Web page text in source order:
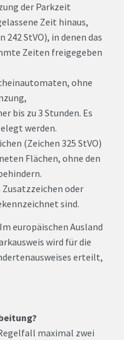
der Parkzeit
Zeit hinaus,
StVO), in denen das
Zeiten freigegeben
ohne
bis zu 3 Stunden. Es
werden.
(Zeichen 325 StVO)
Flächen, ohne den
oder
sind.
europäischen Ausland
wird für die
erteilt,
maximal zwei